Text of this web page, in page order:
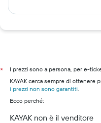
*
I prezzi sono a persona, per e-
KAYAK cerca sempre di ottenere
i prezzi non sono garantiti.
Ecco perché:
KAYAK non è il venditore